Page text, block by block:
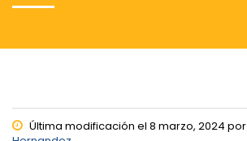
Última modificación el 8 marzo, 2024 por